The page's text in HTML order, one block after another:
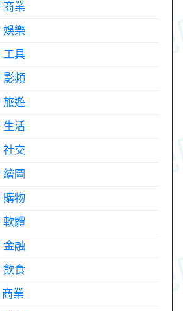
商業
娛樂
工具
影頻
旅遊
生活
社交
圖
購物
軟體
金融
飲食
商業